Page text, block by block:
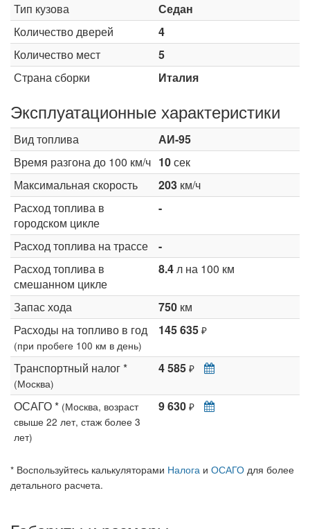
Тип кузова
Седан
Количество дверей
4
Количество мест
5
Страна сборки
Италия
Эксплуатационные характеристики
Вид топлива
АИ-95
Время разгона до 100 км/ч 10сек
Максимальная скорость
203 км/ч
Расход топлива в
городском цикле
-
Расход топлива на трассе
-
Расход топлива в
смешанном цикле
8.4л на 100 км
Запас хода 750 км
Расходы на топливо в год
(при пробеге 100 км в день)
145 635 ₽
Транспортный налог *
(Москва)
4 585 ₽
ОСАГО * (Москва, возраст
свыше 22 лет, стаж более 3
лет)
9 630 ₽
* Воспользуйтесь калькуляторами Налога и ОСАГО для более
детального расчета.